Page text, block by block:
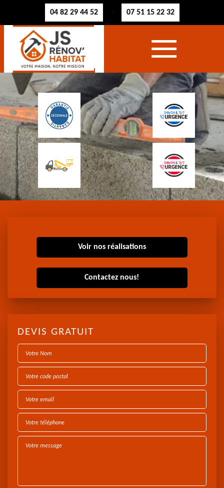
04 82 29 44 52 - 07 51 15 22 32
Voir nos réalisations
Contactez nous!
DEVIS GRATUIT